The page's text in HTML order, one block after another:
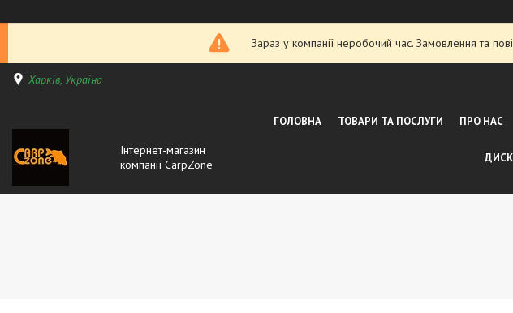
Зараз у компанії неробочий час. Замовлення та
Харків, Україна
Інтернет-магазин
компанії CarpZone
ГОЛОВНА ТОВАРИ ТА ПОСЛУГИ ПРО НАС